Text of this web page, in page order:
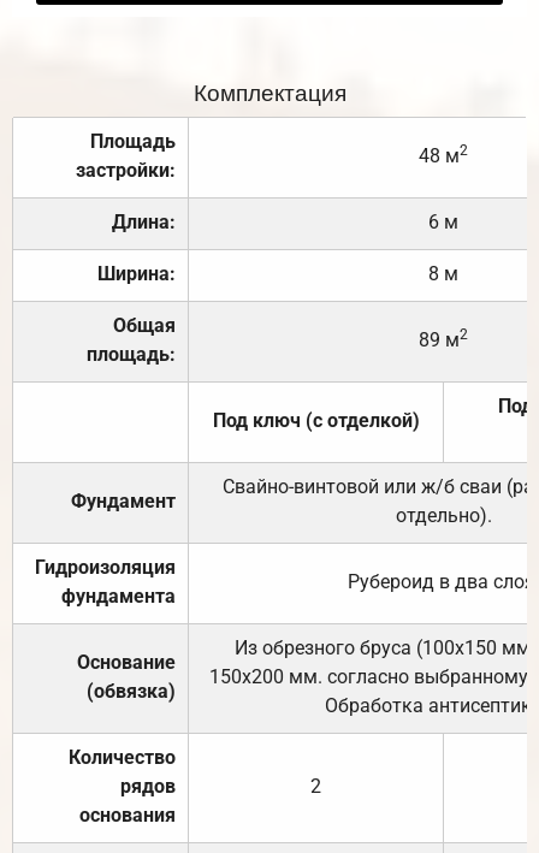
Комплектация
Площадь
застройки:
48 м2
Длина: 6 м
Ширина: 8 м
Общая
площадь:
89 м2
Под ключ (с отделкой)
Под
Фундамент
Свайно-винтовой или ж/б сваи
отдельно).
Гидроизоляция
фундамента
Рубероид в два слоя.
Основание
(обвязка)
Из обрезного бруса (100х150
150х200 мм. согласно выбранному
Обработка
Количество
рядов
основания
2